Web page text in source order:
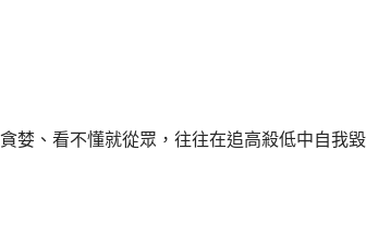
婪、看不懂就從眾，往往在追高殺低中自我毀